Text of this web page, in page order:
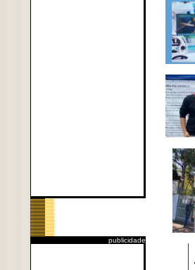
publicidade